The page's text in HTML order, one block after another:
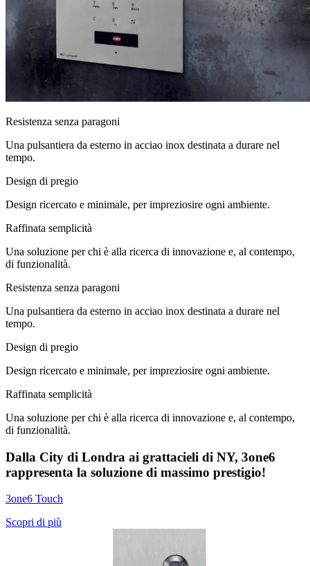
Resistenza senza paragoni
Una pulsantiera da esterno in acciao inox destinata a durare nel
tempo.
Design di pregio
Design ricercato e minimale, per impreziosire ogni ambiente.
Raffinata semplicità
Una soluzione per chi è alla ricerca di innovazione e, al contempo,
di funzionalità.
Resistenza senza paragoni
Una pulsantiera da esterno in acciao inox destinata a durare nel
tempo.
Design di pregio
Design ricercato e minimale, per impreziosire ogni ambiente.
Raffinata semplicità
Una soluzione per chi è alla ricerca di innovazione e, al contempo,
di funzionalità.
Dalla City di Londra ai grattacieli di NY, 3one6
rappresenta la soluzione di massimo prestigio!
3one6 Touch
Scopri di più